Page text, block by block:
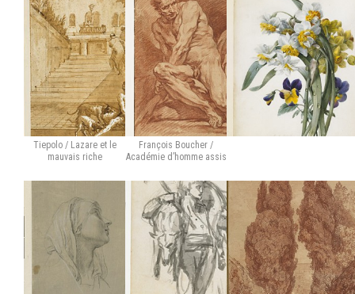
Tiepolo / Lazare et le
mauvais riche
François Boucher /
Académie d’homme assis